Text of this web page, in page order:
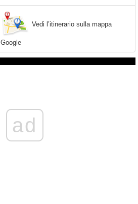
Vedi l’itinerario sulla mappa
Google
ad